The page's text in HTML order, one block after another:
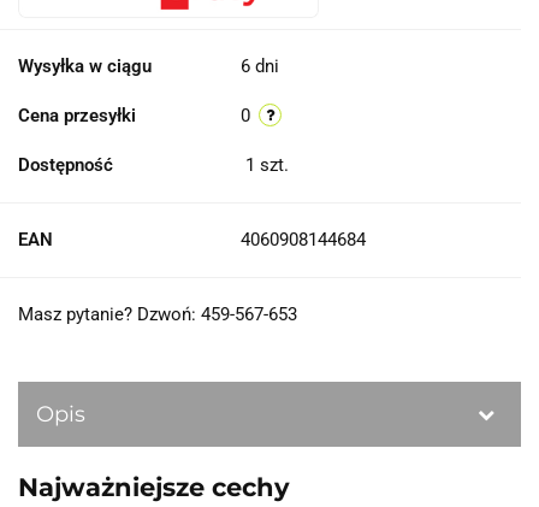
Wysyłka w ciągu 6 dni
Cena przesyłki 0
Dostępność 1 szt.
EAN 4060908144684
Masz pytanie? Dzwoń: 459-567-653
Opis
Najważniejsze cechy